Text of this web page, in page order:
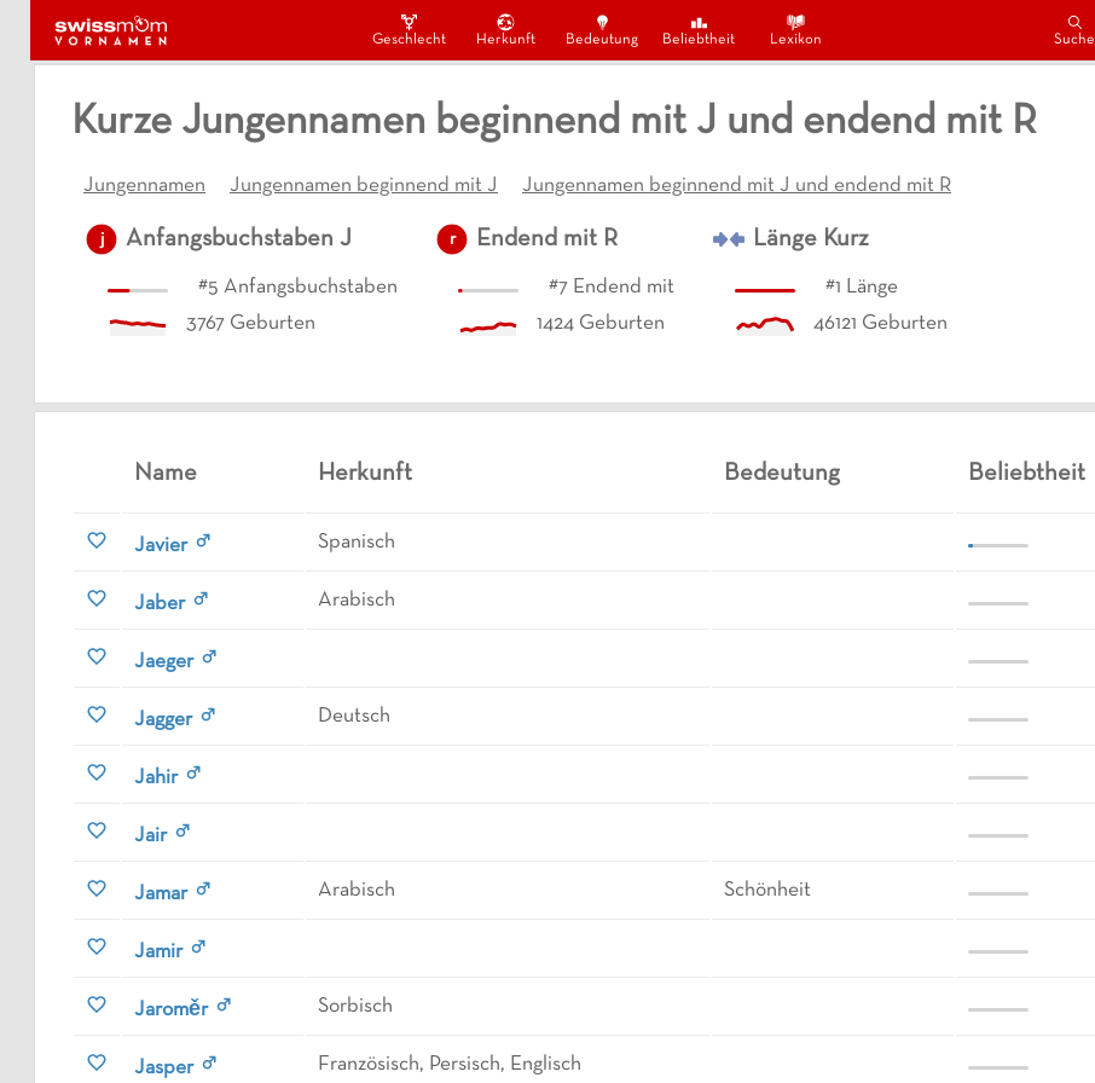
Geschlecht Herkunft Bedeutung Beliebtheit Lexikon Suche
Kurze Jungennamen beginnend mit J und endend mit R
Jungennamen Jungennamen beginnend mit J Jungennamen beginnend mit J und endend mit R
j Anfangsbuchstaben J
#5 Anfangsbuchstaben
3767 Geburten
r Endend mit R
#7 Endend mit
1424 Geburten
Länge Kurz
#1 Länge
46121 Geburten
Name Herkunft Bedeutung Beliebtheit
Javier Spanisch
Jaber Arabisch
Jaeger
Jagger Deutsch
Jahir
Jair
Jamar Arabisch Schönheit
Jamir
Jaroměr Sorbisch
Jasper Französisch, Persisch, Englisch